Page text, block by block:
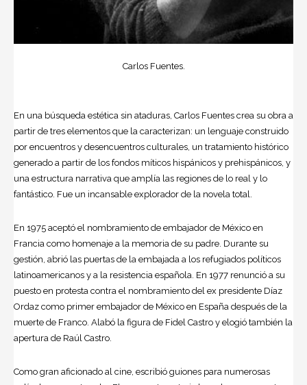
Carlos Fuentes.
En una búsqueda estética sin ataduras, Carlos Fuentes crea su obra a
partir de tres elementos que la caracterizan: un lenguaje construido
por encuentros y desencuentros culturales, un tratamiento histórico
generado a partir de los fondos míticos hispánicos y prehispánicos, y
una estructura narrativa que amplía las regiones de lo real y lo
fantástico. Fue un incansable explorador de la novela total.
En 1975 aceptó el nombramiento de embajador de México en
Francia como homenaje a la memoria de su padre. Durante su
gestión, abrió las puertas de la embajada a los refugiados políticos
latinoamericanos y a la resistencia española. En 1977 renunció a su
puesto en protesta contra el nombramiento del ex presidente Díaz
Ordaz como primer embajador de México en España después de la
muerte de Franco. Alabó la figura de Fidel Castro y elogió también la
apertura de Raúl Castro.
Como gran aficionado al cine, escribió guiones para numerosas